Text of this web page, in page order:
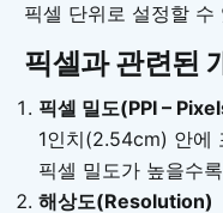
픽셀 단위로 설정할 수
픽셀과 관련된
픽셀 밀도(PPI –
1인치(2.54cm) 안에
픽셀 밀도가 높을수
해상도(Resolution)